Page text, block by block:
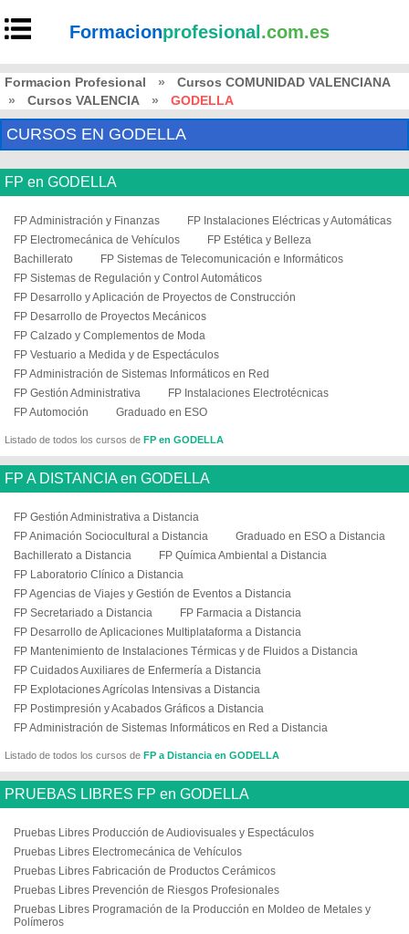
Formacionprofesional .com.es
Formacion Profesional »
Cursos COMUNIDAD VALENCIANA
»
Cursos VALENCIA » GODELLA
CURSOS EN GODELLA
FP en GODELLA
FP Administración y Finanzas
FP Instalaciones Eléctricas y Automáticas
FP Electromecánica de Vehículos
FP Estética y Belleza
Bachillerato
FP Sistemas de Telecomunicación e Informáticos
FP Sistemas de Regulación y Control Automáticos
FP Desarrollo y Aplicación de Proyectos de Construcción
FP Desarrollo de Proyectos Mecánicos
FP Calzado y Complementos de Moda
FP Vestuario a Medida y de Espectáculos
FP Administración de Sistemas Informáticos en Red
FP Gestión Administrativa
FP Instalaciones Electrotécnicas
FP Automoción
Graduado en ESO
Listado de todos los cursos de FP en GODELLA
FP A DISTANCIA en GODELLA
FP Gestión Administrativa a Distancia
FP Animación Sociocultural a Distancia
Graduado en ESO a Distancia
Bachillerato a Distancia
FP Química Ambiental a Distancia
FP Laboratorio Clínico a Distancia
FP Agencias de Viajes y Gestión de Eventos a Distancia
FP Secretariado a Distancia
FP Farmacia a Distancia
FP Desarrollo de Aplicaciones Multiplataforma a Distancia
FP Mantenimiento de Instalaciones Térmicas y de Fluidos a Distancia
FP Cuidados Auxiliares de Enfermería a Distancia
FP Explotaciones Agrícolas Intensivas a Distancia
FP Postimpresión y Acabados Gráficos a Distancia
FP Administración de Sistemas Informáticos en Red a Distancia
Listado de todos los cursos de FP a Distancia en GODELLA
PRUEBAS LIBRES FP en GODELLA
Pruebas Libres Producción de Audiovisuales y Espectáculos
Pruebas Libres Electromecánica de Vehículos
Pruebas Libres Fabricación de Productos Cerámicos
Pruebas Libres Prevención de Riesgos Profesionales
Pruebas Libres Programación de la Producción en Moldeo de Metales y
Polímeros